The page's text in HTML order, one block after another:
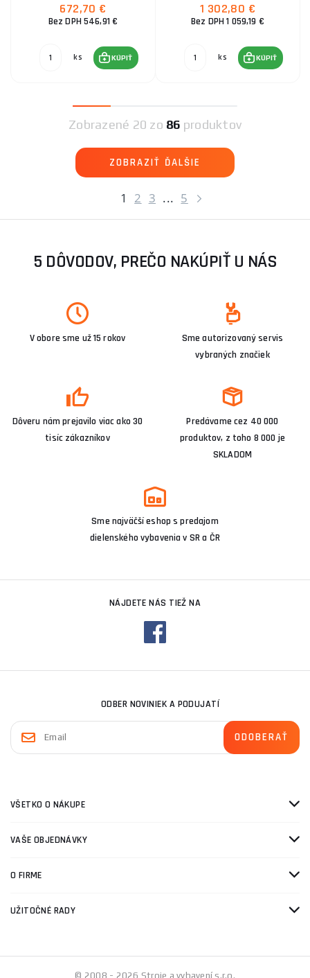
672,70 €
Bez DPH 546,91 €
ks KÚPIŤ
1 302,80 €
Bez DPH 1 059,19 €
ks KÚPIŤ
1 2 3 ... 5
Zobrazené 20 zo 86 produktov
ZOBRAZIŤ ĎALŠIE
5 DÔVODOV, PREČO NAKÚPIŤ U NÁS
V obore sme už 15 rokov
Sme autorizovaný servis
vybraných značiek
Dôveru nám prejavilo viac ako 30
tisíc zákazníkov
Predávame cez 40 000
produktov, z toho 8 000 je
SKLADOM
Sme najväčší eshop s predajom
dielenského vybavenia v SR a ČR
NÁJDETE NÁS TIEŽ NA
ODBER NOVINIEK A PODUJATÍ
VŠETKO O NÁKUPE
VAŠE OBJEDNÁVKY
O FIRME
UŽITOČNÉ RADY
© 2008 - 2026 Stroje a vybavení s.r.o.